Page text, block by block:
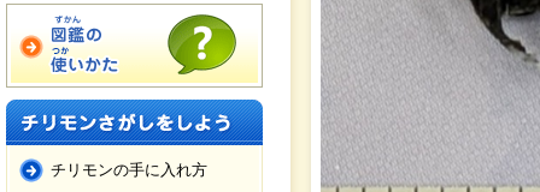
チリモンの手に入れ方